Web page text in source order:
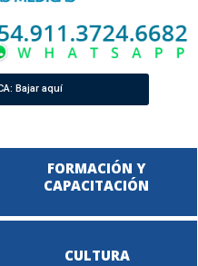
Bajar aquí
CULTURA
FORMACIÓN Y
CAPACITACIÓN